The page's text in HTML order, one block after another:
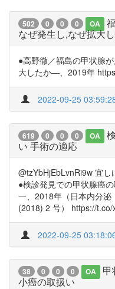
502 0 0 0 OA
なぜ発生し,なぜ拡大
●高野徹／福島の甲状腺
大したか―、2019年
2022-09-25
619 0 0 0 OA
い 手術の適応
@tzYbHjEbLvnRi9w 宜し
●検診発見での甲状腺癌
一、2018年（日本内分
(2018) 2 号） https://t.co/
2022-09-25
38 0 0 0 OA
甲
小癌の取扱い